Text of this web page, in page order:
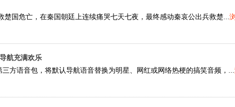
楚国危亡，在秦国朝廷上连续痛哭七天七夜，最终感动秦哀公出兵救楚...
航充满欢乐
方语音包，将默认导航语音替换为明星、网红或网络热梗的搞笑音频，...